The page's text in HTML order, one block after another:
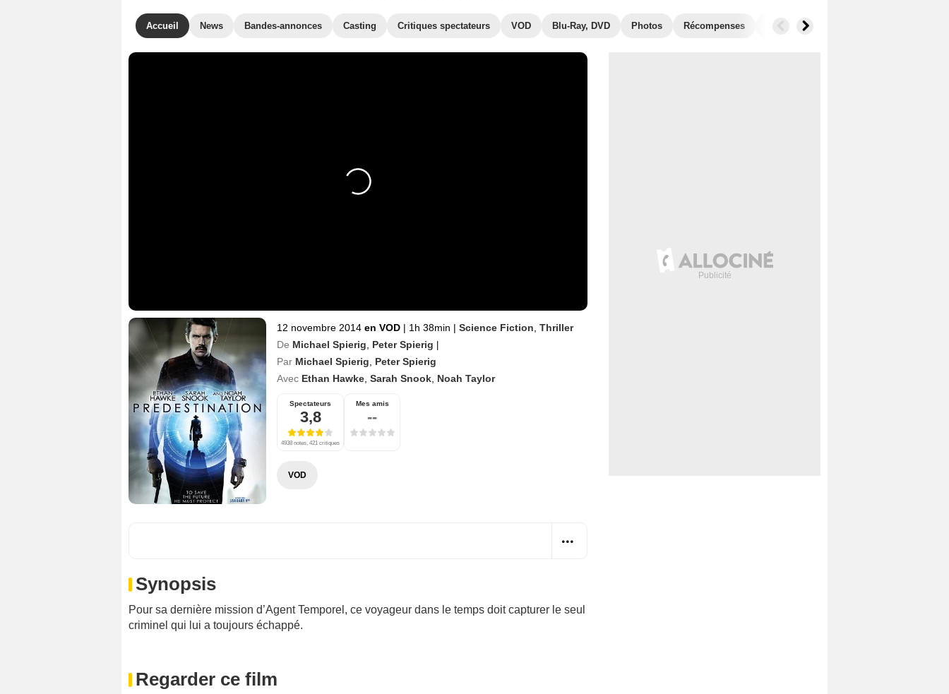
Accueil News Bandes-annonces Casting Critiques spectateurs VOD Blu-Ray, DVD Photos Récompenses Films similaires
12 novembre 2014 en VOD | 1h 38min | Science Fiction Thriller
De Michael Spierig Peter Spierig |
Par Michael Spierig
Peter Spierig
Avec Ethan Hawke Sarah Snook Noah Taylor
Spectateurs
3,8
4938 notes, 421 critiques
Mes amis
--
VOD
Synopsis
Pour sa dernière mission d’Agent Temporel, ce voyageur dans le temps doit capturer le seul
criminel qui lui a toujours échappé.
Regarder ce film